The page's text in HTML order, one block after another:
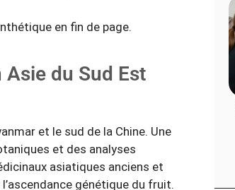
en fin de page.
du Sud Est
et le sud de la Chine. Une
et des analyses
asiatiques anciens et
génétique du fruit.